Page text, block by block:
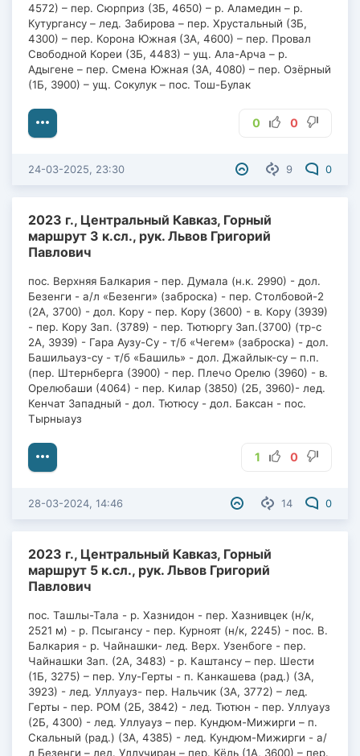
4572) – пер. Сюрприз (3Б, 4650) – р. Аламедин – р.
Кутургансу – лед. Забирова – пер. Хрустальный (3Б,
4300) – пер. Корона Южная (3А, 4600) – пер. Провал
Свободной Кореи (3Б, 4483) – ущ. Ала-Арча – р.
Адыгене – пер. Смена Южная (3А, 4080) – пер. Озёрный
(1Б, 3900) – ущ. Сокулук – пос. Тош-Булак
0 0
9 0
24-03-2025, 23:30
2023 г., Центральный Кавказ, Горный
маршрут 3 к.сл., рук. Львов Григорий
Павлович
пос. Верхняя Балкария - пер. Думала (н.к. 2990) - дол.
Безенги - а/л «Безенги» (заброска) - пер. Столбовой-2
(2А, 3700) - дол. Кору - пер. Кору (3600) - в. Кору (3939)
- пер. Кору Зап. (3789) - пер. Тютюргу Зап.(3700) (тр-с
2А, 3939) - Гара Аузу-Су - т/б «Чегем» (заброска) - дол.
Башильауз-су - т/б «Башиль» - дол. Джайлык-су – п.п.
(пер. Штернберга (3900) - пер. Плечо Орелю (3960) - в.
Орелюбаши (4064) - пер. Килар (3850) (2Б, 3960)- лед.
Кенчат Западный - дол. Тютюсу - дол. Баксан - пос.
Тырныауз
1 0
14 0
28-03-2024, 14:46
2023 г., Центральный Кавказ, Горный
маршрут 5 к.сл., рук. Львов Григорий
Павлович
пос. Ташлы-Тала - р. Хазнидон - пер. Хазнивцек (н/к,
2521 м) - р. Псыгансу - пер. Курноят (н/к, 2245) - пос. В.
Балкария - р. Чайнашки- лед. Верх. Узенбоге - пер.
Чайнашки Зап. (2А, 3483) - р. Каштансу – пер. Шести
(1Б, 3275) – пер. Улу-Герты - п. Канкашева (рад.) (3А,
3923) - лед. Уллуауз- пер. Нальчик (3А, 3772) – лед.
Герты - пер. РОМ (2Б, 3842) - лед. Тютюн - пер. Уллуауз
(2Б, 4300) - лед. Уллуауз – пер. Кундюм-Мижирги – п.
Скальный (рад.) (3А, 4385) - лед. Кундюм-Мижирги - а/
л Безенги – лед. Уллучиран – пер. Кёль (1А, 3600) – пер.